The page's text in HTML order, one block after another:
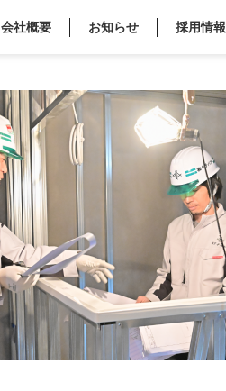
会社概要 お知らせ 採用情報